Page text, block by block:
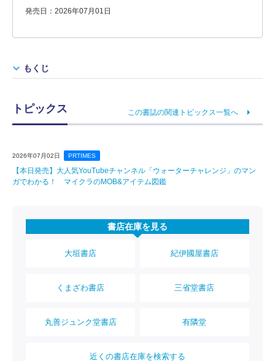
発売日：2026年07月01日
もくじ
トピックス この書誌の関連トピックス一覧へ
2026年07月02日 PRTIMES
【本日発売】大人気YouTubeチャンネル「ウォーターチャレンジ」のマン
ガでわかる！ マイクラのMOB&アイテム図鑑
書店在庫を見る
大垣書店 紀伊國屋書店
くまざわ書店 三省堂書店
丸善ジュンク堂書店 有隣堂
近くの書店在庫を検索する